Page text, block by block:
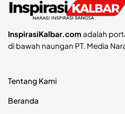
InspirasiKalbar.comadalah
di bawah naungan PT. Media
Tentang Kami
Beranda